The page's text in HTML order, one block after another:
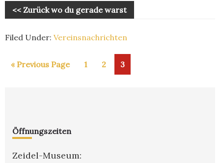
Filed Under: Vereinsnachrichten
« Go
Previous Page Page
1 Page
2 Page
3
Footer
Öffnungszeiten
Zeidel-Museum: